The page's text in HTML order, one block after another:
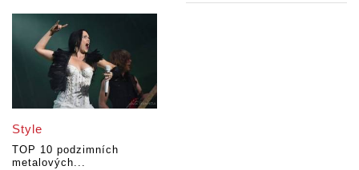
Style
TOP 10 podzimních
metalových...